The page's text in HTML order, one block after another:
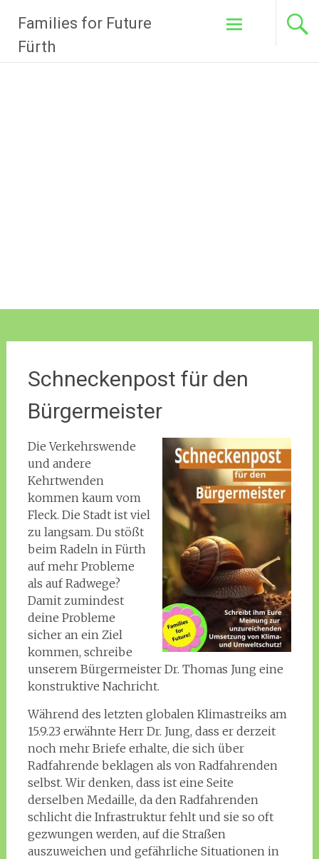
Inhalt
springen
Families for Future
Fürth
Schneckenpost für den
Bürgermeister
Die Verkehrswende
und andere
Kehrtwenden
kommen kaum vom
Fleck. Die Stadt ist viel
zu langsam. Du stößt
beim Radeln in Fürth
auf mehr Probleme
als auf Radwege?
Damit zumindest
deine Probleme
sicher an ein Ziel
kommen, schreibe
unserem Bürgermeister Dr. Thomas Jung eine
konstruktive Nachricht.
Während des letzten globalen Klimastreiks am
15.9.23 erwähnte Herr Dr. Jung, dass er derzeit
noch mehr Briefe erhalte, die sich über
Radfahrende beklagen als von Radfahrenden
selbst. Wir denken, dass ist eine Seite
derselben Medaille, da den Radfahrenden
schlicht die Infrastruktur fehlt und sie so oft
gezwungen werden, auf die Straßen
auszuweichen und gefährliche Situationen in